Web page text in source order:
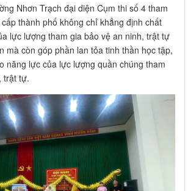
Nhơn Trạch đại diện Cụm thi số 4 tham
thành phố không chỉ khẳng định chất
lực lượng tham gia bảo vệ an ninh, trật tự
mà còn góp phần lan tỏa tinh thần học tập,
năng lực của lực lượng quần chúng tham
trật tự.